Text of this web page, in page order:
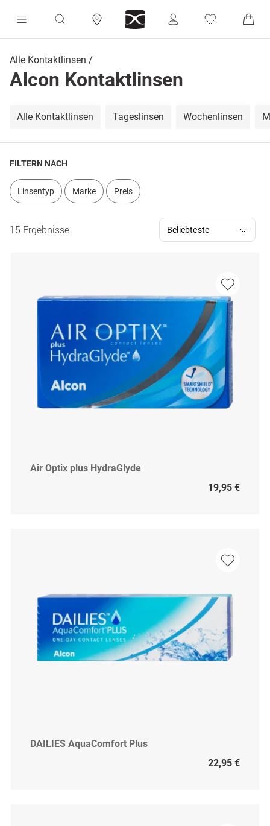
Alle Kontaktlinsen
Alcon Kontaktlinsen
Alle Kontaktlinsen Tageslinsen Wochenlinsen
FILTERN NACH
Linsentyp Marke Preis
15 Ergebnisse
Air Optix plus HydraGlyde
19,95 €
DAILIES AquaComfort Plus
22,95 €